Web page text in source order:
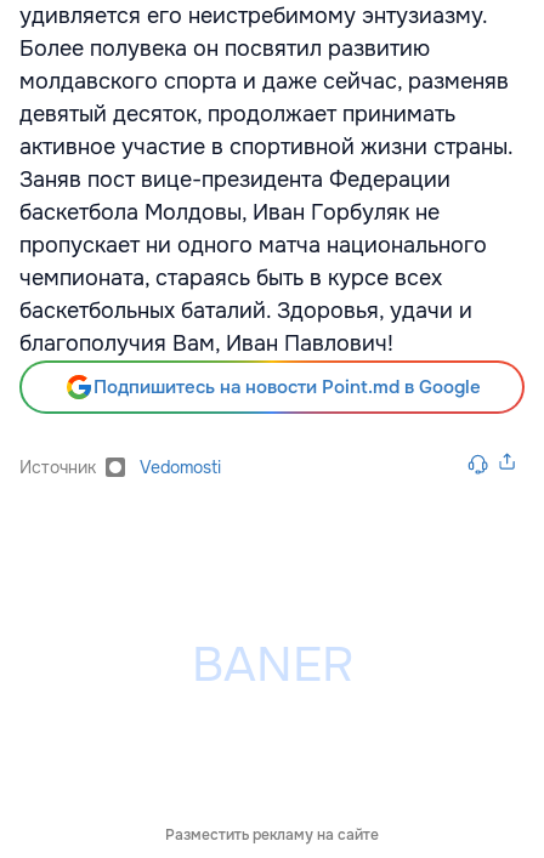
удивляется его неистребимому энтузиазму.
Более полувека он посвятил развитию
молдавского спорта и даже сейчас, разменяв
девятый десяток, продолжает принимать
активное участие в спортивной жизни страны.
Заняв пост вице-президента Федерации
баскетбола Молдовы, Иван Горбуляк не
пропускает ни одного матча национального
чемпионата, стараясь быть в курсе всех
баскетбольных баталий. Здоровья, удачи и
благополучия Вам, Иван Павлович!
Подпишитесь на новости Point.md в Google
Источник Vedomosti
Разместить рекламу на сайте